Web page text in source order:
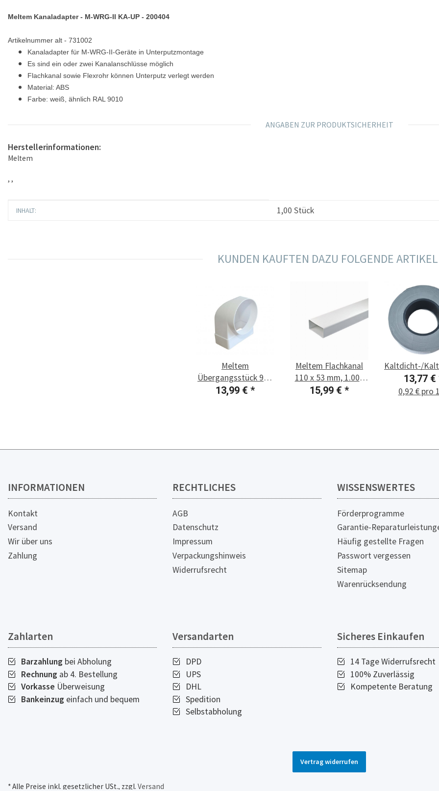
Meltem Kanaladapter - M-WRG-II KA-UP - 200404
Artikelnummer alt - 731002
Kanaladapter für M-WRG-II-Geräte in Unterputzmontage
Es sind ein oder zwei Kanalanschlüsse möglich
Flachkanal sowie Flexrohr können Unterputz verlegt werden
Material: ABS
Farbe: weiß, ähnlich RAL 9010
ANGABEN ZUR PRODUKTSICHERHEIT
Herstellerinformationen:
Meltem
, ,
Produkteigenschaft
Wert
INHALT: 1,00 Stück
KUNDEN KAUFTEN DAZU FOLGENDE
Meltem
Übergangsstück 90°,
DN 100 auf FK M-
13,99 € *
Meltem Flachkanal
110 x 53 mm, 1.000
mm M-WRG-FK-F
15,99 € *
Kaltdicht-/
13,77 €
0,92 € pro
INFORMATIONEN
Kontakt
Versand
Wir über uns
Zahlung
RECHTLICHES
AGB
Datenschutz
Impressum
Verpackungshinweis
Widerrufsrecht
WISSENSWERTES
Förderprogramme
Garantie-
Häufig gestellte Fragen
Passwort vergessen
Sitemap
Warenrücksendung
Zahlarten
Barzahlung bei Abholung
Rechnung ab 4. Bestellung
Vorkasse Überweisung
Bankeinzug einfach und bequem
Versandarten
DPD
UPS
DHL
Spedition
Selbstabholung
Sicheres Einkaufen
14 Tage Widerrufsrecht
100% Zuverlässig
Kompetente Beratung
Vertrag widerrufen
* Alle Preise inkl. gesetzlicher USt., zzgl. Versand